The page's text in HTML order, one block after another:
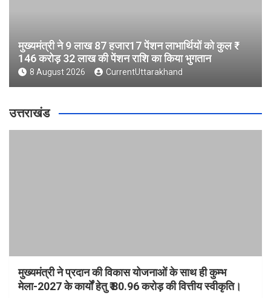
मुख्यमंत्री ने 9 लाख 87 हजार17 पेंशन लाभार्थियों को कुल ₹
146 करोड़ 32 लाख की पेंशन राशि का किया भुगतान
8 August 2026 CurrentUttarakhand
उत्तराखंड
मुख्यमंत्री ने प्रदान की विकास योजनाओं के साथ ही कुम्भ
मेला-2027 के कार्यों हेतु ₹ 80.96 करोड़ की वित्तीय स्वीकृति।